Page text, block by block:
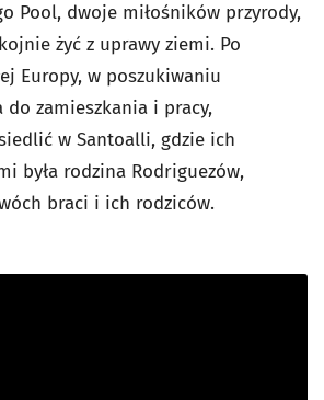
Pool, dwoje miłośników przyrody,
żyć z uprawy ziemi. Po
Europy, w poszukiwaniu
zamieszkania i pracy,
w Santoalli, gdzie ich
była rodzina Rodriguezów,
braci i ich rodziców.